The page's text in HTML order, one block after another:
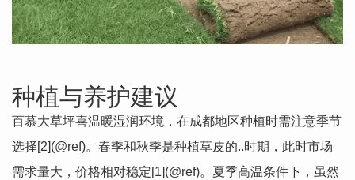
种植与养护建议
百慕大草坪喜温暖湿润环境，在成都地区种植时需注意季节
选择[2](@ref)。春季和秋季是种植草皮的..时期，此时市场
需求量大，价格相对稳定[1](@ref)。夏季高温条件下，虽然